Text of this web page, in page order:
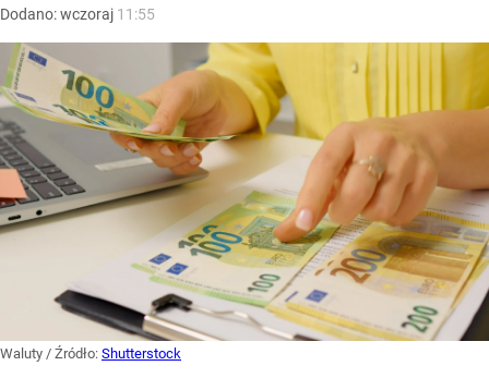
Dodano:wczoraj 11:55
Waluty / Źródło: Shutterstock